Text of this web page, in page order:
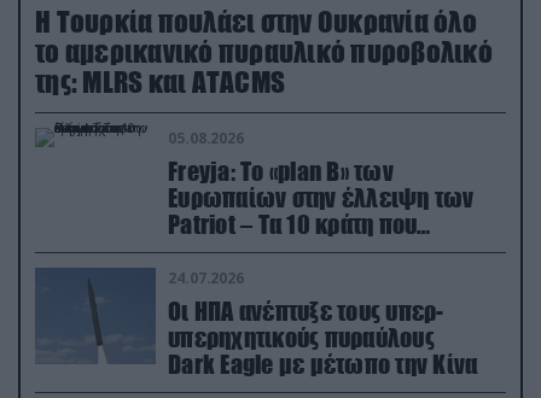
Η Τουρκία πουλάει στην Ουκρανία όλο
το αμερικανικό πυραυλικό πυροβολικό
της: MLRS και ΑΤΑCMS
05.08.2026
Freyja: Το «plan Β» των
Ευρωπαίων στην έλλειψη των
Patriot – Τα 10 κράτη που
συμμετέχουν στο δίκτυο
συνεργασίας
24.07.2026
Οι ΗΠΑ ανέπτυξε τους υπερ-
υπερηχητικούς πυραύλους
Dark Eagle με μέτωπο την Κίνα